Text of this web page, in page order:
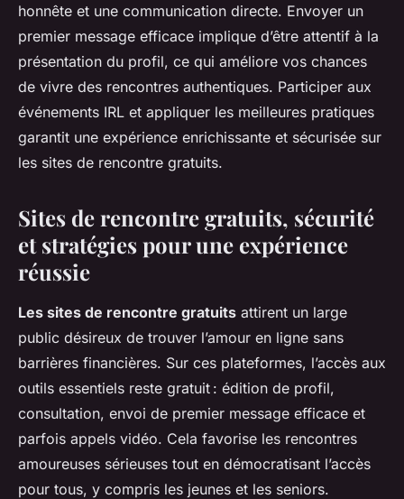
honnête et une communication directe. Envoyer un
premier message efficace implique d’être attentif à la
présentation du profil, ce qui améliore vos chances
de vivre des rencontres authentiques. Participer aux
événements IRL et appliquer les meilleures pratiques
garantit une expérience enrichissante et sécurisée sur
les sites de rencontre gratuits.
Sites de rencontre gratuits, sécurité
et stratégies pour une expérience
réussie
Les sites de rencontre gratuits attirent un large
public désireux de trouver l’amour en ligne sans
barrières financières. Sur ces plateformes, l’accès aux
outils essentiels reste gratuit : édition de profil,
consultation, envoi de premier message efficace et
parfois appels vidéo. Cela favorise les rencontres
amoureuses sérieuses tout en démocratisant l’accès
pour tous, y compris les jeunes et les seniors.